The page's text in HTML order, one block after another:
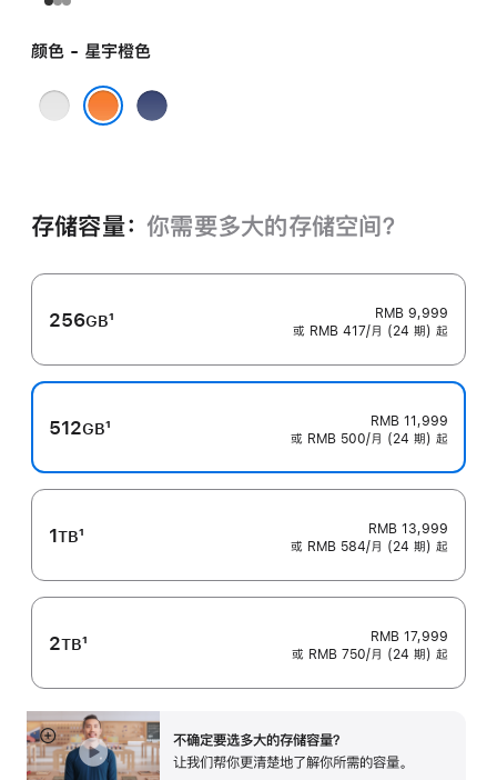
颜色 - 星宇橙色
银
深
存储容量： 你需要多大的存储空⁠间？
256GB
注
1
RMB 9,999
或 RMB 417/月 (24 期) 起
512GB
注
1
RMB 11,999
或 RMB 500/月 (24 期) 起
1TB
注
1
RMB 13,999
或 RMB 584/月 (24 期) 起
2TB
注
1
RMB 17,999
或 RMB 750/月 (24 期) 起
不确定要选多大的存储容量？
让我们帮你更清楚地了解你所需的容‍量‍。
展
开